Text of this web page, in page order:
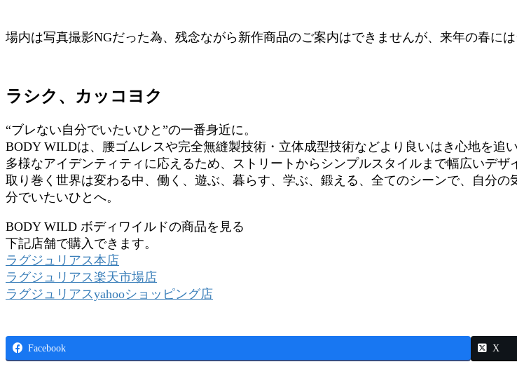
場内は写真撮影NGだった為、残念ながら新作商品のご案内はできませんが、来年の春に
ラシク、カッコヨク
“ブレない自分でいたいひと”の一番身近に。
BODY WILDは、腰ゴムレスや完全無縫製技術・立体成型技術などより良いはき心地を追い
多様なアイデンティティに応えるため、ストリートからシンプルスタイルまで幅広いデザ
取り巻く世界は変わる中、働く、遊ぶ、暮らす、学ぶ、鍛える、全てのシーンで、自分
分でいたいひとへ。
BODY WILD ボディワイルドの商品を見る
下記店舗で購入できます。
ラグジュリアス本店
ラグジュリアス楽天市場店
ラグジュリアスyahooショッピング店
Facebook X